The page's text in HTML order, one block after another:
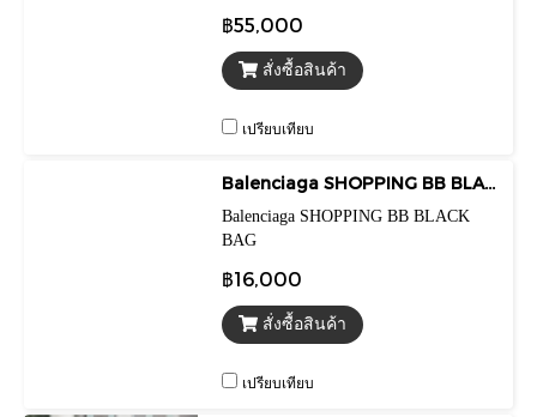
฿55,000
สั่งซื้อสินค้า
เปรียบเทียบ
Balenciaga SHOPPING BB BLACK BAG
Balenciaga SHOPPING BB BLACK
BAG
฿16,000
สั่งซื้อสินค้า
เปรียบเทียบ